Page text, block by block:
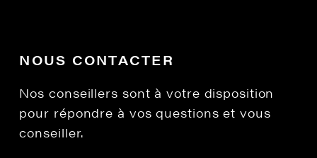
NOUS CONTACTER
Nos conseillers sont à votre disposition
pour répondre à vos questions et vous
conseiller.